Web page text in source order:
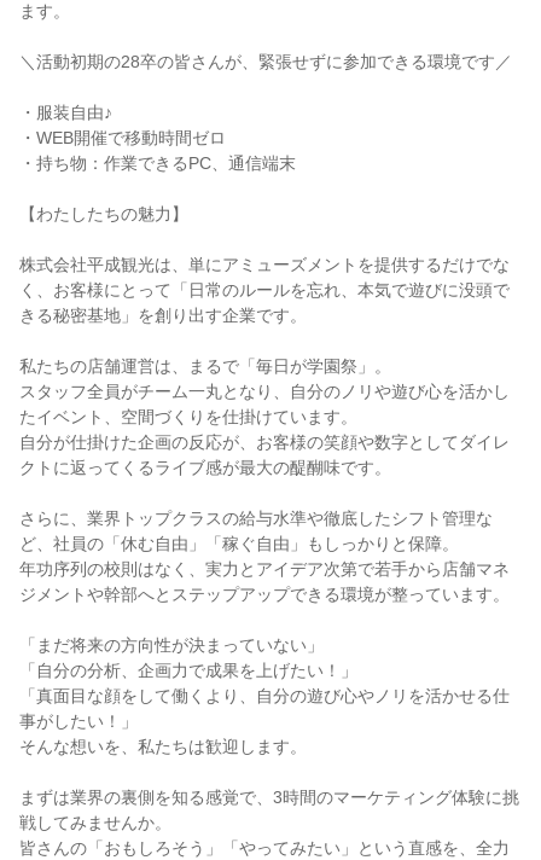
ます。
＼活動初期の28卒の皆さんが、緊張せずに参加できる環境です／
・服装自由♪
・WEB開催で移動時間ゼロ
・持ち物：作業できるPC、通信端末
【わたしたちの魅力】
株式会社平成観光は、単にアミューズメントを提供するだけでな
く、お客様にとって「日常のルールを忘れ、本気で遊びに没頭で
きる秘密基地」を創り出す企業です。
私たちの店舗運営は、まるで「毎日が学園祭」。
スタッフ全員がチーム一丸となり、自分のノリや遊び心を活かし
たイベント、空間づくりを仕掛けています。
自分が仕掛けた企画の反応が、お客様の笑顔や数字としてダイレ
クトに返ってくるライブ感が最大の醍醐味です。
さらに、業界トップクラスの給与水準や徹底したシフト管理な
ど、社員の「休む自由」「稼ぐ自由」もしっかりと保障。
年功序列の校則はなく、実力とアイデア次第で若手から店舗マネ
ジメントや幹部へとステップアップできる環境が整っています。
「まだ将来の方向性が決まっていない」
「自分の分析、企画力で成果を上げたい！」
「真面目な顔をして働くより、自分の遊び心やノリを活かせる仕
事がしたい！」
そんな想いを、私たちは歓迎します。
まずは業界の裏側を知る感覚で、3時間のマーケティング体験に挑
戦してみませんか。
皆さんの「おもしろそう」「やってみたい」という直感を、全力